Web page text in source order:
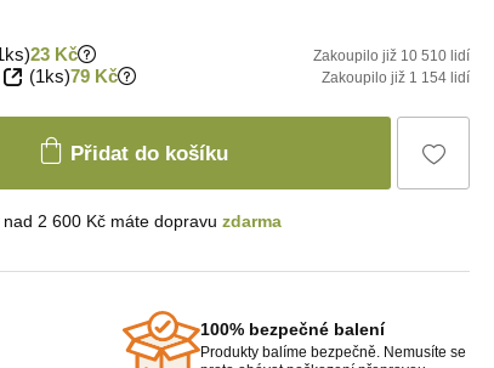
23 Kč Zakoupilo již 10 510 lidí
(1ks)79 Kč Zakoupilo již 1 154 lidí
Přidat do košíku
2 600 Kč máte dopravu zdarma
100% bezpečné balení
Produkty balíme bezpečně. Nemusíte se